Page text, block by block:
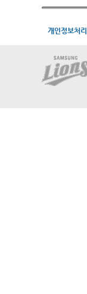
개인정보처